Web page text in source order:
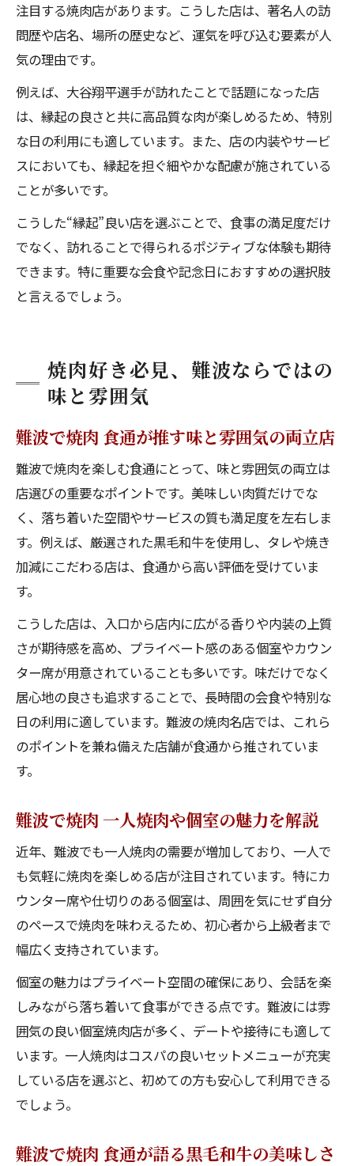
注目する焼肉店があります。こうした店は、著名人の訪
問歴や店名、場所の歴史など、運気を呼び込む要素が人
気の理由です。
例えば、大谷翔平選手が訪れたことで話題になった店
は、縁起の良さと共に高品質な肉が楽しめるため、特別
な日の利用にも適しています。また、店の内装やサービ
スにおいても、縁起を担ぐ細やかな配慮が施されている
ことが多いです。
こうした“縁起”良い店を選ぶことで、食事の満足度だけ
でなく、訪れることで得られるポジティブな体験も期待
できます。特に重要な会食や記念日におすすめの選択肢
と言えるでしょう。
焼肉好き必見、難波ならではの
味と雰囲気
難波で焼肉 食通が推す味と雰囲気の両立店
難波で焼肉を楽しむ食通にとって、味と雰囲気の両立は
店選びの重要なポイントです。美味しい肉質だけでな
く、落ち着いた空間やサービスの質も満足度を左右しま
す。例えば、厳選された黒毛和牛を使用し、タレや焼き
加減にこだわる店は、食通から高い評価を受けていま
す。
こうした店は、入口から店内に広がる香りや内装の上質
さが期待感を高め、プライベート感のある個室やカウン
ター席が用意されていることも多いです。味だけでなく
居心地の良さも追求することで、長時間の会食や特別な
日の利用に適しています。難波の焼肉名店では、これら
のポイントを兼ね備えた店舗が食通から推されていま
す。
難波で焼肉 一人焼肉や個室の魅力を解説
近年、難波でも一人焼肉の需要が増加しており、一人で
も気軽に焼肉を楽しめる店が注目されています。特にカ
ウンター席や仕切りのある個室は、周囲を気にせず自分
のペースで焼肉を味わえるため、初心者から上級者まで
幅広く支持されています。
個室の魅力はプライベート空間の確保にあり、会話を楽
しみながら落ち着いて食事ができる点です。難波には雰
囲気の良い個室焼肉店が多く、デートや接待にも適して
います。一人焼肉はコスパの良いセットメニューが充実
している店を選ぶと、初めての方も安心して利用できる
でしょう。
難波で焼肉 食通が語る黒毛和牛の美味しさ